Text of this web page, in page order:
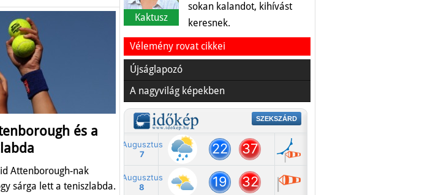
és a
Attenborough-nak
sárga lett a teniszlabda.
Kaktusz
sokan kalandot, kihívást
keresnek.
Vélemény rovat cikkei
Újságlapozó
A nagyvilág képekben